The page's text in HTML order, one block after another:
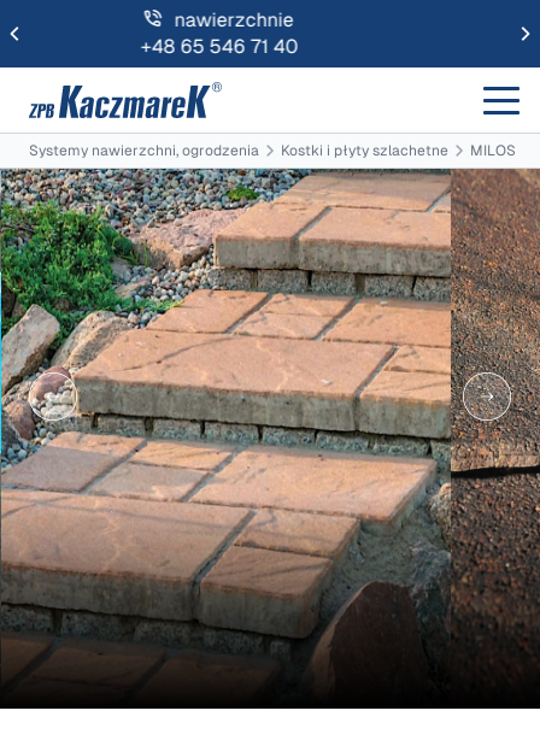
prefabrykaty
+48 71 720 11 40
Systemy nawierzchni, ogrodzenia Kostki i płyty szlachetne MILOS